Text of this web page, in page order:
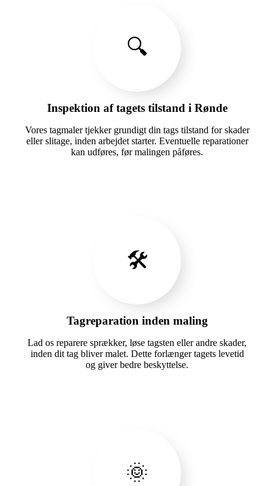
🔍
Inspektion af tagets tilstand i Rønde
Vores tagmaler tjekker grundigt din tags tilstand for skader
eller slitage, inden arbejdet starter. Eventuelle reparationer
kan udføres, før malingen påføres.
🛠️
Tagreparation inden maling
Lad os reparere sprækker, løse tagsten eller andre skader,
inden dit tag bliver malet. Dette forlænger tagets levetid
og giver bedre beskyttelse.
🌞